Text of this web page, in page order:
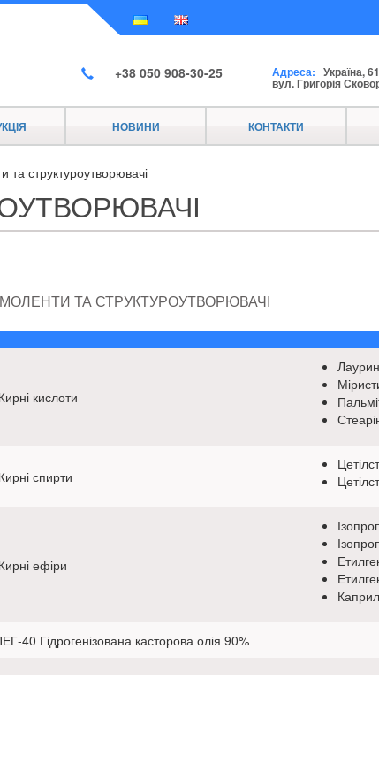
+38 050 908-30-25 Адреса: Україна,
вул. Григорія
НОВИНИ КОНТАКТИ
та структуроутворювачі
ТА СТРУКТУРОУТВОРЮВАЧІ
кислоти
спирти
ефіри
40 Гідрогенізована касторова олія 90%